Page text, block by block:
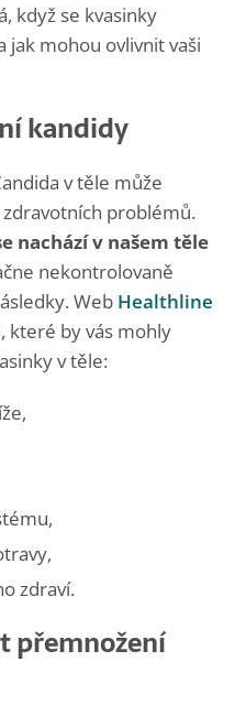
když se kvasinky
mohou ovlivnit vaši
kandidy
v těle může
problémů.
nachází v našem těle
nekontrolovaně
Web Healthline
které by vás mohly
v těle:
zdraví.
přemnožení